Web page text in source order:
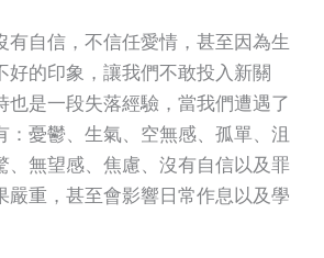
有自信，不信任愛情，甚至因為生
好的印象，讓我們不敢投入新關
也是一段失落經驗，當我們遭遇了
：憂鬱、生氣、空無感、孤單、沮
、無望感、焦慮、沒有自信以及罪
嚴重，甚至會影響日常作息以及學